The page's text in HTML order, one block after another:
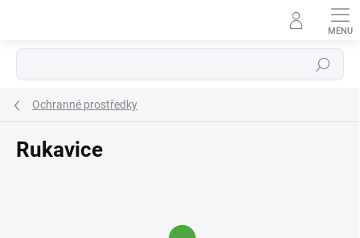
Hledat
Ochranné prostředky
Rukavice